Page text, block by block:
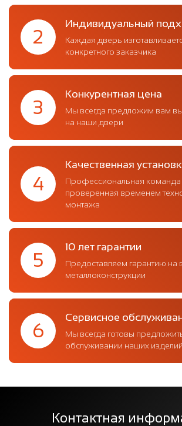
2
Индивидуальный
Каждая дверь
конкретного заказчика
3
Конкурентная цена
Мы всегда предложим вам
на наши двери
4
Качественная
Профессиональная команда
проверенная временем
монтажа
5
10 лет гарантии
Предоставляем гарантию на
металлоконструкции
6
Сервисное
Мы всегда готовы
обслуживании наших изделий
Контактная